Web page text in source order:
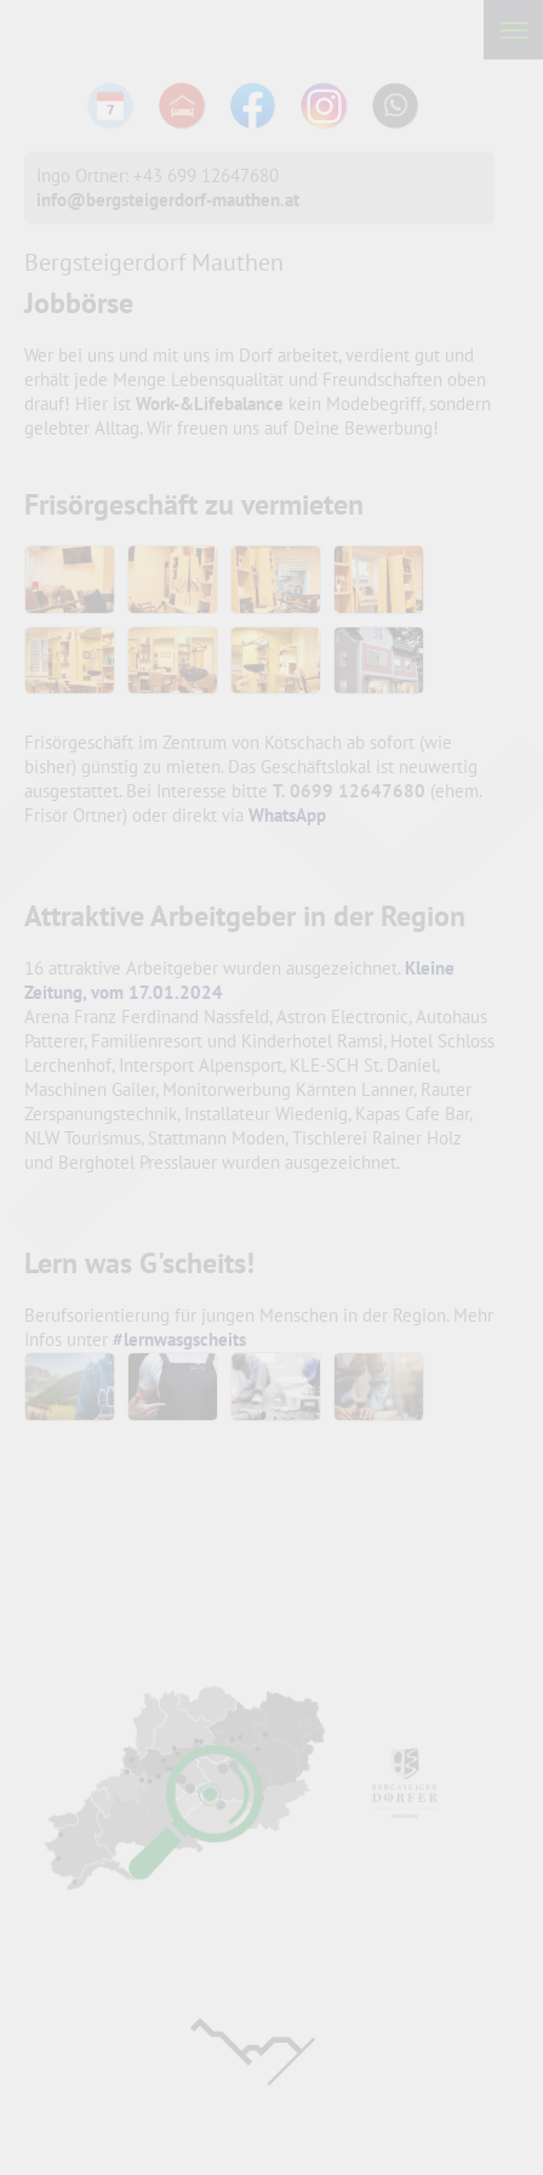
Ingo Ortner: +43 699 12647680
info@bergsteigerdorf-mauthen.at
Bergsteigerdorf Mauthen
Jobbörse
Wer bei uns und mit uns im Dorf arbeitet, verdient gut und
erhält jede Menge Lebensqualität und Freundschaften oben
drauf! Hier ist Work-&Lifebalance kein Modebegriff, sondern
gelebter Alltag. Wir freuen uns auf Deine Bewerbung!
Frisörgeschäft zu vermieten
Frisörgeschäft im Zentrum von Kötschach ab sofort (wie
bisher) günstig zu mieten. Das Geschäftslokal ist neuwertig
ausgestattet. Bei Interesse bitte T. 0699 12647680 (ehem.
Frisör Ortner) oder direkt via WhatsApp
Attraktive Arbeitgeber in der Region
16 attraktive Arbeitgeber wurden ausgezeichnet. Kleine
Zeitung, vom 17.01.2024
Arena Franz Ferdinand Nassfeld, Astron Electronic, Autohaus
Patterer, Familienresort und Kinderhotel Ramsi, Hotel Schloss
Lerchenhof, Intersport Alpensport, KLE-SCH St. Daniel,
Maschinen Gailer, Monitorwerbung Kärnten Lanner, Rauter
Zerspanungstechnik, Installateur Wiedenig, Kapas Cafe Bar,
NLW Tourismus, Stattmann Moden, Tischlerei Rainer Holz
und Berghotel Presslauer wurden ausgezeichnet.
Lern was G'scheits!
Berufsorientierung für jungen Menschen in der Region. Mehr
Infos unter #lernwasgscheits